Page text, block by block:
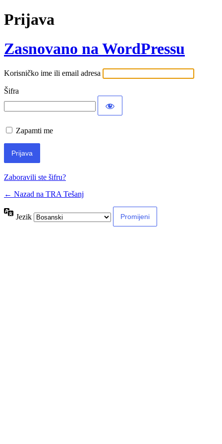
Prijava
Zasnovano na WordPressu
Korisničko ime ili email adresa
Šifra
Zapamti me
Zaboravili ste šifru?
← Nazad na TRA Tešanj
Jezik